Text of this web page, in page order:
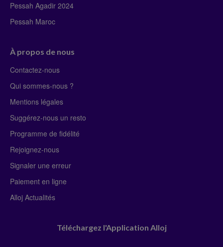
Pessah Agadir 2024
Pessah Maroc
À propos de nous
Contactez-nous
Qui sommes-nous ?
Mentions légales
Suggérez-nous un resto
Programme de fidélité
Rejoignez-nous
Signaler une erreur
Paiement en ligne
Alloj Actualités
Téléchargez l'Application Alloj